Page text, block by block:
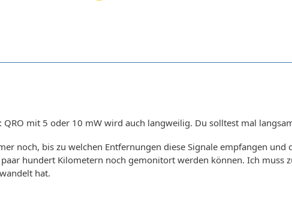
mit 5 oder 10 mW wird auch langweilig. Du solltest mal
noch, bis zu welchen Entfernungen diese Signale empfangen
hundert Kilometern noch gemonitort werden können. Ich muss
hat.